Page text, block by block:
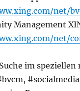
net/
Management
net/
im speziellen